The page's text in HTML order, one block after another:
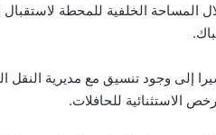
المساحة الخلفية للمحطة
إلى وجود تنسيق مع مديرية النقل
الاستثنائية للحافلات.